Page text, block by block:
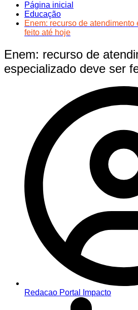
Página inicial
Educação
Enem: recurso de
feito até hoje
Enem: recurso de
especializado deve ser
Redacao Portal Impacto